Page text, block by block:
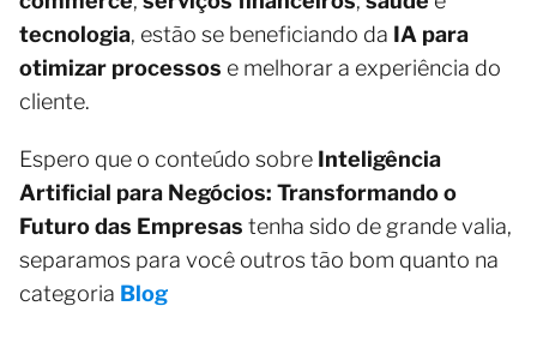
tecnologia, estão se beneficiando da IA para
otimizar processos e melhorar a experiência do
cliente.
Espero que o conteúdo sobre Inteligência
Artificial para Negócios: Transformando o
Futuro das Empresas tenha sido de grande valia,
separamos para você outros tão bom quanto na
categoria Blog